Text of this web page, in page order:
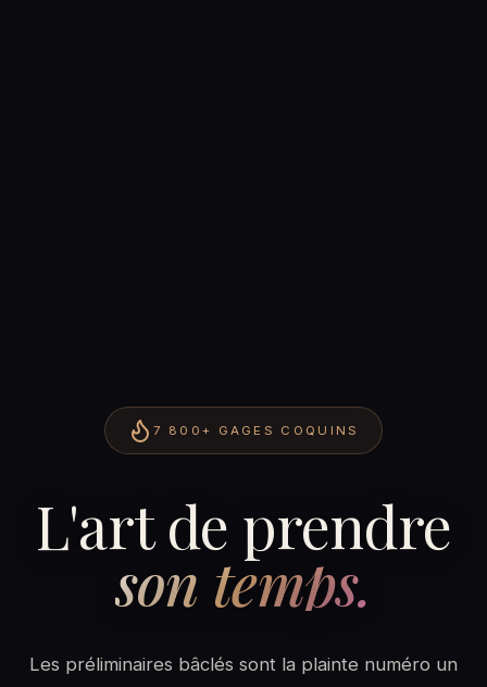
7 800+ GAGES COQUINS
L'art de prendre
son temps.
Les préliminaires bâclés sont la plainte numéro un